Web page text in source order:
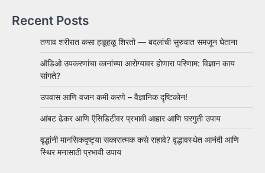
Recent Posts
तणाव शरीरात कसा हळूहळू शिरतो — बदलांची सुरुवात समजून घेताना
ऑडिओ उपकरणांचा कानांच्या आरोग्यावर होणारा परिणाम: विज्ञान काय
सांगते?
उपवास आणि वजन कमी करणे – वैज्ञानिक दृष्टिकोन!
आंबट ढेकर आणि ऍसिडिटीवर प्रभावी आहार आणि घरगुती उपाय
वृद्धांनी मानसिकदृष्ट्या सकारात्मक कसे राहावे? वृद्धावस्थेत आनंदी आणि
स्थिर मनासाठी प्रभावी उपाय